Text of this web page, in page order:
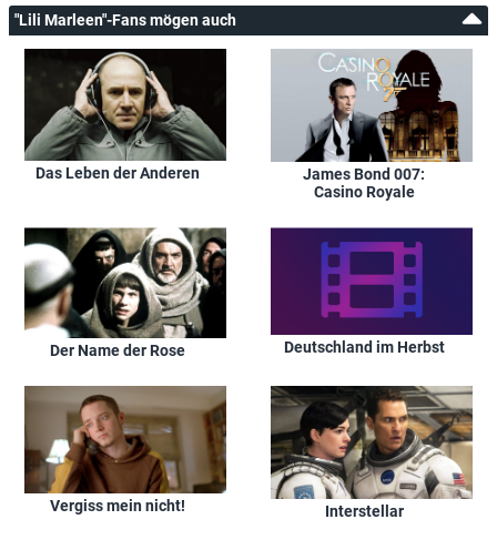
"Lili Marleen"-Fans mögen auch
Das Leben der Anderen
James Bond 007:
Casino Royale
Der Name der Rose Deutschland im Herbst
Vergiss mein nicht! Interstellar